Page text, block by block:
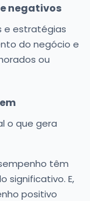
negativos
e estratégias
do negócio e
ou
o que gera
têm
significativo. E,
positivo